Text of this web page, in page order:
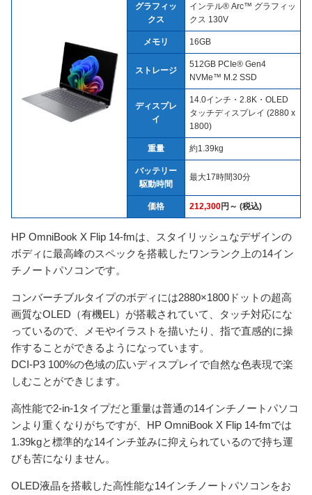
グラフィッ
クス
インテル® Arc™ グラフィッ
クス 130V
メモリ 16GB
ストレージ
512GB PCIe® Gen4
NVMe™ M.2 SSD
ディスプレ
イ
14.0インチ・2.8K・OLED
タッチディスプレイ (2880 x
1800)
重量 約1.39kg
バッテリー
駆動時間
最大17時間30分
価格 212,300円～ (税込)
HP OmniBook X Flip 14-fmは、スタイリッシュなデザインの
ボディに最高峰のスペックを搭載したワンランク上の14イン
チノートパソコンです。
コンバーチブルタイプのボディには2880×1800ドットの超高
画質なOLED（有機EL）が搭載されていて、タッチ対応にな
っているので、メモやイラストを描いたり、指で直感的に操
作することができるようになっています。
DCI-P3 100%の色域の広いディスプレイで自然な色表現で楽
しむことができじます。
高性能で2-in-1タイプだと重量は普通の14インチノートパソコ
ンより重くなりがちですが、HP OmniBook X Flip 14-fmでは
1.39kgと標準的な14インチ並みに抑えられているので持ち運
びも苦になりません。
OLED液晶を搭載した高性能な14インチノートパソコンをお